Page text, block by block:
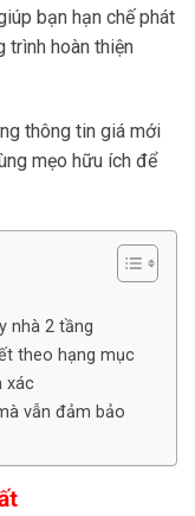
bạn hạn chế phát
trình hoàn thiện
thông tin giá mới
mẹo hữu ích để
nhà 2 tầng
theo hạng mục
xác
vẫn đảm bảo